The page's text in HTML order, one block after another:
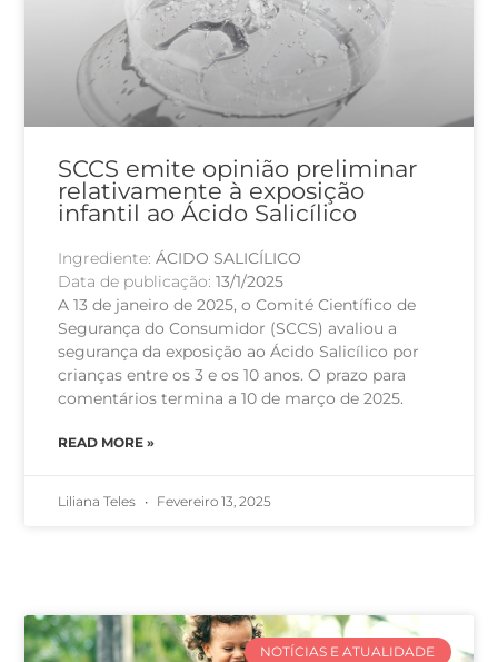
SCCS emite opinião preliminar
relativamente à exposição
infantil ao Ácido Salicílico
Ingrediente:ÁCIDO SALICÍLICO
Data de publicação:13/1/2025
A 13 de janeiro de 2025, o Comité Científico de
Segurança do Consumidor (SCCS) avaliou a
segurança da exposição ao Ácido Salicílico por
crianças entre os 3 e os 10 anos. O prazo para
comentários termina a 10 de março de 2025.
READ MORE »
Liliana Teles Fevereiro 13, 2025
NOTÍCIAS E ATUALIDADE